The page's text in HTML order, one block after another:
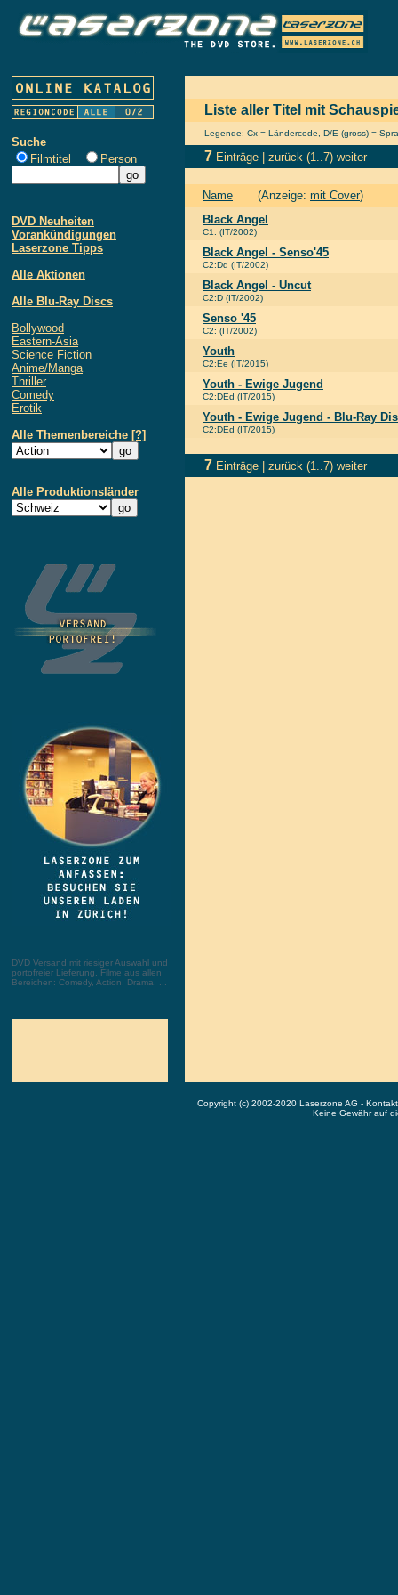
Suche
Filmtitel
Person
DVD Neuheiten
Vorankündigungen
Laserzone Tipps
Alle Aktionen
Alle Blu-Ray Discs
Bollywood
Eastern-Asia
Science Fiction
Anime/Manga
Thriller
Comedy
Erotik
Alle Themenbereiche [?]
Alle Produktionsländer
DVD Versand mit riesiger Auswahl und
portofreier Lieferung. Filme aus allen
Bereichen: Comedy, Action, Drama, ...
Liste aller Titel mit
Legende: Cx = Ländercode, D/E (gross) =
7 Einträge | zurück (1..7) weiter
Name (Anzeige: mit Cover)
Black Angel
C1: (IT/2002)
Black Angel - Senso'45
C2:Dd (IT/2002)
Black Angel - Uncut
C2:D (IT/2002)
Senso '45
C2: (IT/2002)
Youth
C2:Ee (IT/2015)
Youth - Ewige Jugend
C2:DEd (IT/2015)
Youth - Ewige Jugend - Blu-Ray
C2:DEd (IT/2015)
7 Einträge | zurück (1..7) weiter
Copyright (c) 2002-2020 Laserzone AG -
Keine Gewähr auf